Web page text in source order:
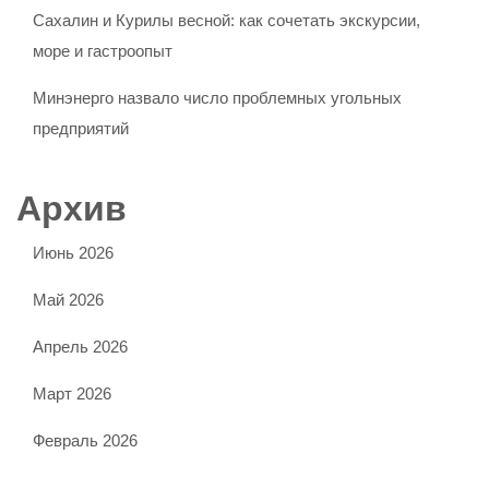
Сахалин и Курилы весной: как сочетать экскурсии,
море и гастроопыт
Минэнерго назвало число проблемных угольных
предприятий
Архив
Июнь 2026
Май 2026
Апрель 2026
Март 2026
Февраль 2026